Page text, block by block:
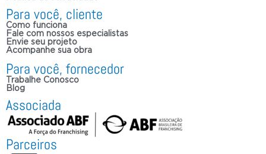
Para você, cliente
Como funciona
Fale com nossos especialistas
Envie seu projeto
Acompanhe sua obra
Para você, fornecedor
Trabalhe Conosco
Blog
Associada
Parceiros